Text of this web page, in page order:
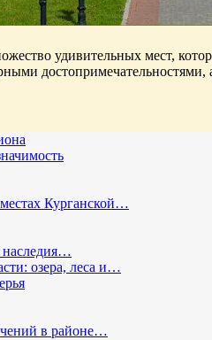
удивительных мест,
Курганской…
наследия…
озера, леса и…
в районе…